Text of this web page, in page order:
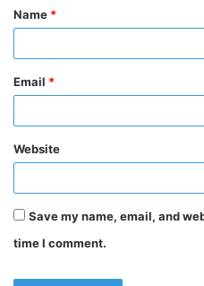
*
Name *
Email *
Website
Save my name, email, and
time I comment.